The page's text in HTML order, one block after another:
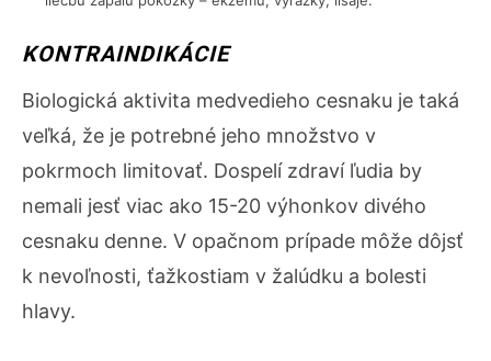
KONTRAINDIKÁCIE
Biologická aktivita medvedieho cesnaku je taká
veľká, že je potrebné jeho množstvo v
pokrmoch limitovať. Dospelí zdraví ľudia by
nemali jesť viac ako 15-20 výhonkov divého
cesnaku denne. V opačnom prípade môže dôjsť
k nevoľnosti, ťažkostiam v žalúdku a bolesti
hlavy.